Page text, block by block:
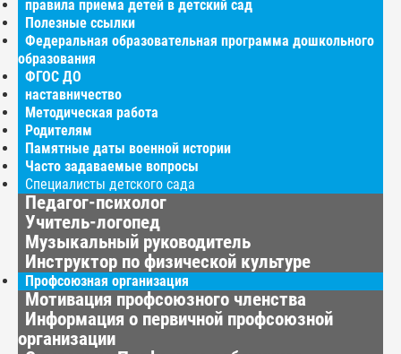
правила приема детей в детский сад
Полезные ссылки
Федеральная образовательная программа дошкольного
образования
ФГОС ДО
наставничество
Методическая работа
Родителям
Памятные даты военной истории
Часто задаваемые вопросы
Специалисты детского сада
Педагог-психолог
Учитель-логопед
Музыкальный руководитель
Инструктор по физической культуре
Профсоюзная организация
Мотивация профсоюзного членства
Информация о первичной профсоюзной
организации